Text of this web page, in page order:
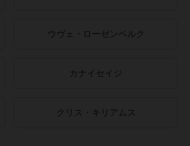
ウヴェ・ローゼンベルク
カナイセイジ
クリス・キリアムス